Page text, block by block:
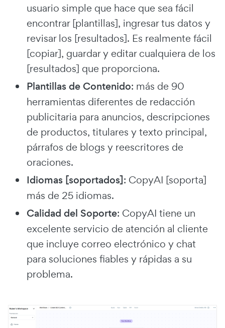
usuario simple que hace que sea fácil
encontrar [plantillas], ingresar tus datos y
revisar los [resultados]. Es realmente fácil
[copiar], guardar y editar cualquiera de los
[resultados] que proporciona.
Plantillas de Contenido: más de 90
herramientas diferentes de redacción
publicitaria para anuncios, descripciones
de productos, titulares y texto principal,
párrafos de blogs y reescritores de
oraciones.
Idiomas [soportados]: CopyAI [soporta]
más de 25 idiomas.
Calidad del Soporte: CopyAI tiene un
excelente servicio de atención al cliente
que incluye correo electrónico y chat
para soluciones fiables y rápidas a su
problema.